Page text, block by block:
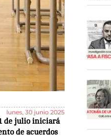
lunes, 30 junio 2025
de julio iniciará
de acuerdos